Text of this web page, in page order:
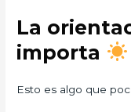
La
importa
Esto es algo que